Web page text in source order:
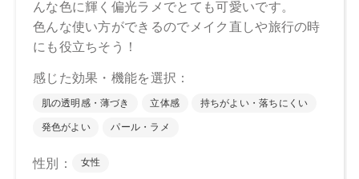
【商品サイズ】
75.0×15.0×75.0㎜
【特定原材料に準ずるもの】
【全成分】
（左上、右上、左下）タルク、スクワラン、シリカ、ジステ